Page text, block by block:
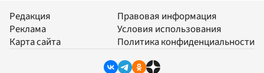
Редакция
Реклама
Карта сайта
Правовая информация
Условия использования
Политика конфиденциальности